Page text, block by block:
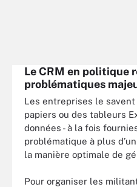
Le CRM en politique
problématiques
Les entreprises le
papiers ou des tableurs
données - à la fois
problématique à plus
la manière optimale de
Pour organiser les